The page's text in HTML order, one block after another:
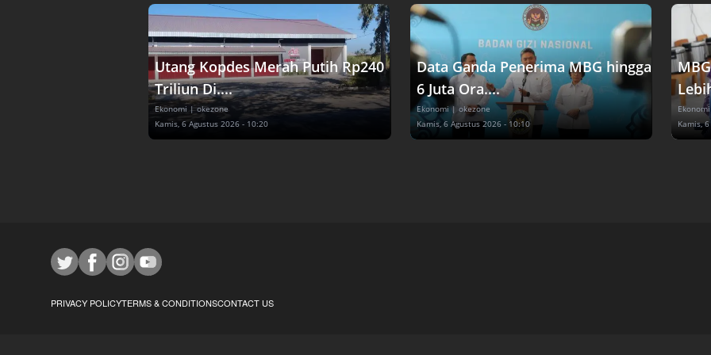
Utang Kopdes Merah Putih Rp240
Triliun Di....
Ekonomi | okezone
Kamis, 6 Agustus 2026 - 10:20
Data Ganda Penerima MBG hingga
6 Juta Ora....
Ekonomi | okezone
Kamis, 6 Agustus 2026 - 10:10
Ekonomi
Kamis,
PRIVACY POLICYTERMS & CONDITIONSCONTACT US